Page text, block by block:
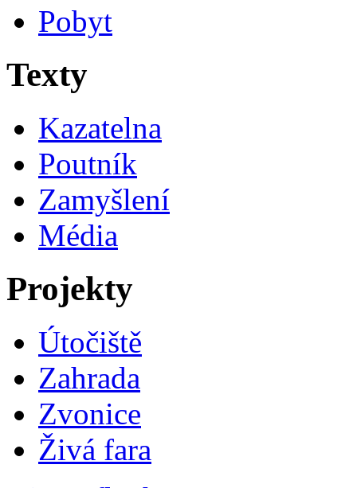
Pobyt
Texty
Kazatelna
Poutník
Zamyšlení
Média
Projekty
Útočiště
Zahrada
Zvonice
Živá fara